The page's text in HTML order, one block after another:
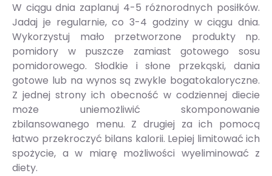
W ciągu dnia zaplanuj 4-5 różnorodnych posiłków.
Jadaj je regularnie, co 3-4 godziny w ciągu dnia.
Wykorzystuj mało przetworzone produkty np.
pomidory w puszcze zamiast gotowego sosu
pomidorowego. Słodkie i słone przekąski, dania
gotowe lub na wynos są zwykle bogatokaloryczne.
Z jednej strony ich obecność w codziennej diecie
może uniemożliwić skomponowanie
zbilansowanego menu. Z drugiej za ich pomocą
łatwo przekroczyć bilans kalorii. Lepiej limitować ich
spożycie, a w miarę możliwości wyeliminować z
diety.